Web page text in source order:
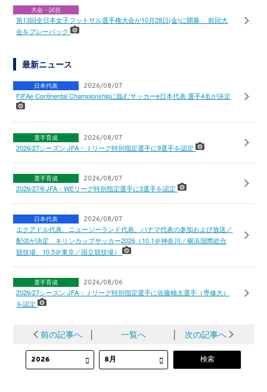
大会・試合
第13回全日本女子フットサル選手権大会が10月28日(金)に開幕 前回大
会をプレーバック
最新ニュース
日本代表 2026/08/07
FIFAe Continental Championshipに臨むサッカーe日本代表 選手4名が決定
選手育成 2026/08/07
2026/27シーズン JFA・Ｊリーグ特別指定選手に9選手を認定
選手育成 2026/08/07
2026/27年JFA・WEリーグ特別指定選手に3選手を認定
日本代表 2026/08/07
エクアドル代表、ニュージーランド代表、パナマ代表の参加および放送／
配信が決定 キリンカップサッカー2026（10.1＠神奈川／横浜国際総合
競技場、10.5＠東京／国立競技場）
選手育成 2026/08/06
2026/27シーズン JFA・Ｊリーグ特別指定選手に佐藤柚太選手（専修大）
を認定
前の記事へ │ 一覧へ │ 次の記事へ